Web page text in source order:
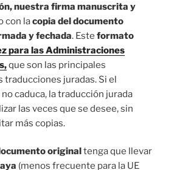
nuestra firma manuscrita y
con lacopia del documento
y fechada. Este formato
para las Administraciones
,que son las principales
traducciones juradas. Si el
caduca, la traducción jurada
las veces que se desee, sin
más copias.
originaltenga que llevar
(menos frecuente para la UE